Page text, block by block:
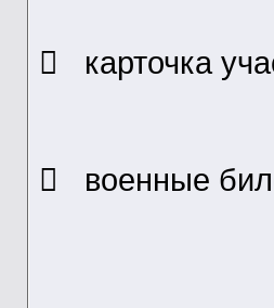
 карточка
 военные